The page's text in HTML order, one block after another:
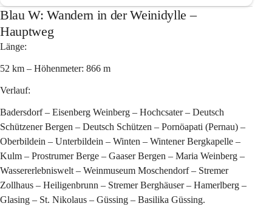
Blau W: Wandern in der Weinidylle –
Hauptweg
Länge:
52 km – Höhenmeter: 866 m
Verlauf:
Badersdorf – Eisenberg Weinberg – Hochcsater – Deutsch
Schützener Bergen – Deutsch Schützen – Pornöapati (Pernau) –
Oberbildein – Unterbildein – Winten – Wintener Bergkapelle –
Kulm – Prostrumer Berge – Gaaser Bergen – Maria Weinberg –
Wassererlebniswelt – Weinmuseum Moschendorf – Stremer
Zollhaus – Heiligenbrunn – Stremer Berghäuser – Hamerlberg –
Glasing – St. Nikolaus – Güssing – Basilika Güssing.